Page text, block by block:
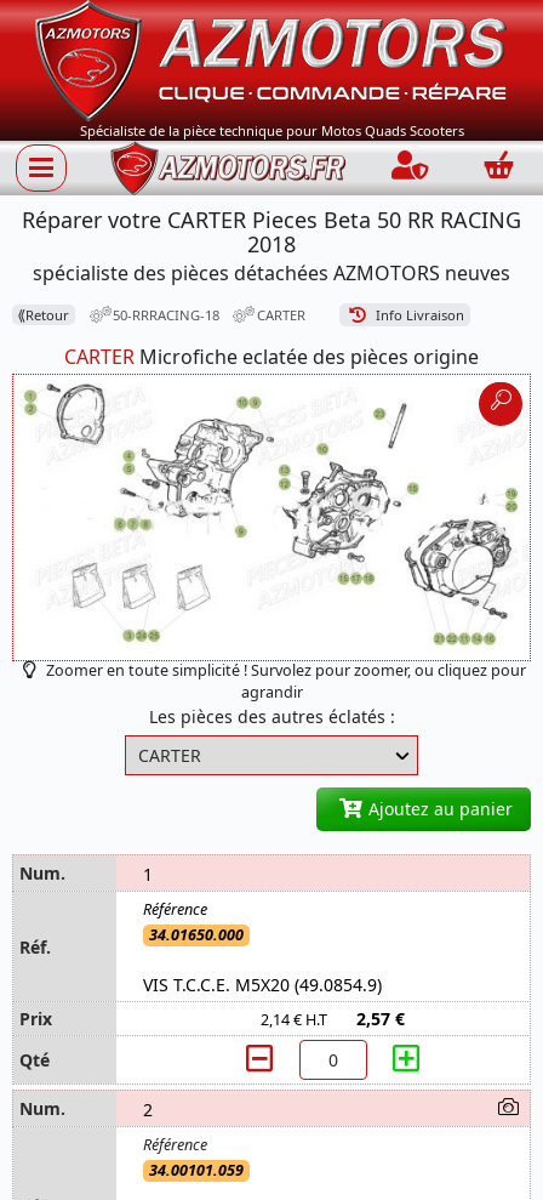
Spécialiste de la pièce technique pour Motos Quads Scooters
Connection
Réparer votre CARTER Pieces Beta 50 RR RACING
2018
spécialiste des pièces détachées AZMOTORS neuves
⟪Retour 50-RRRACING-18 CARTER Info Livraison
CARTER Microfiche eclatée des pièces origine
Zoomer en toute simplicité ! Survolez pour zoomer, ou cliquez pour
agrandir
Les pièces des autres éclatés :
Ajoutez au panier
1
34.01650.000
VIS T.C.C.E. M5X20 (49.0854.9)
2,14 € H.T 2,57 €
2
34.00101.059